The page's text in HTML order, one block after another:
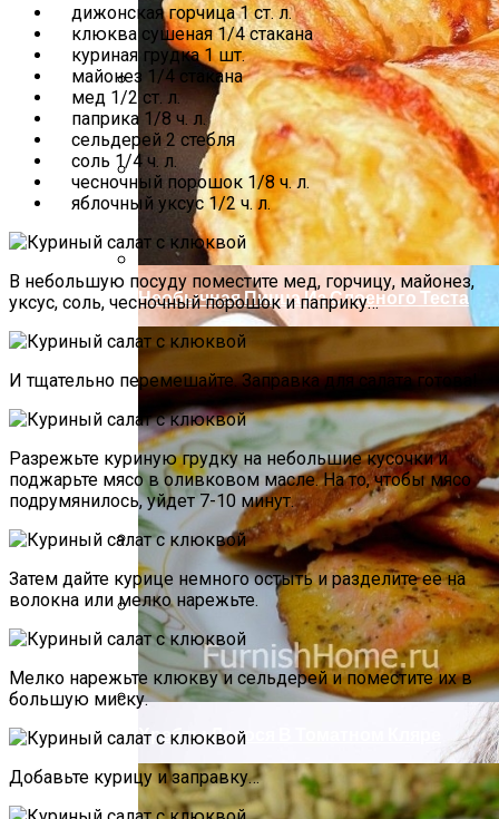
Как Повторно Использовать Воду
После Варки Риса
Компактно, Красиво, Удобно: 7
Нестандартных Идей Для Хранения
Обуви
Стильный Маникюр В Клетку
Маникюр «Достойная»
Необычная Пицца Из Слоеного Теста
Хребты Лосося В Томатном Кляре
дижонская горчица 1 ст. л.
клюква сушеная 1/4 стакана
куриная грудка 1 шт.
майонез 1/4 стакана
мед 1/2 ст. л.
паприка 1/8 ч. л.
сельдерей 2 стебля
соль 1/4 ч. л.
чесночный порошок 1/8 ч. л.
яблочный уксус 1/2 ч. л.
В небольшую посуду поместите мед, горчицу, майонез,
уксус, соль, чесночный порошок и паприку…
И тщательно перемешайте. Заправка для салата готова!
Разрежьте куриную грудку на небольшие кусочки и
поджарьте мясо в оливковом масле. На то, чтобы мясо
подрумянилось, уйдет 7-10 минут.
Затем дайте курице немного остыть и разделите ее на
волокна или мелко нарежьте.
Мелко нарежьте клюкву и сельдерей и поместите их в
большую миску.
Добавьте курицу и заправку…